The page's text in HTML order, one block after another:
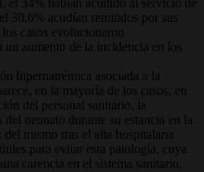
el 34% habían acudido al servicio de
30,6% acudían remitidos por sus
casos evolucionaron
un aumento de la incidencia en los
hipernatrémica asociada a la
en la mayoría de los casos, en
del personal sanitario, la
del neonato durante su estancia en la
mismo tras el alta hospitalaria
para evitar esta patología, cuya
carencia en el sistema sanitario.